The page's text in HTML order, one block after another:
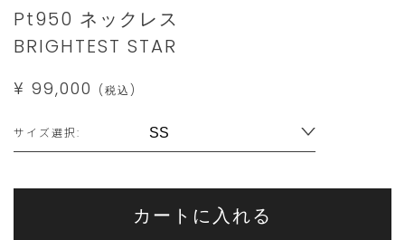
Details
https://www.star-
jewelry.com/2XN0488.html
Pt950 ネックレス
BRIGHTEST STAR
¥ 99,000
(税込)
サイズ選択:
Product
こ
ち
こ
の
カートに入れる